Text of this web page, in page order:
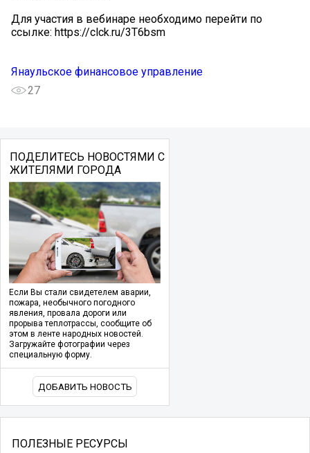
Для участия в вебинаре необходимо перейти по
ссылке: https://clck.ru/3T6bsm
Янаульское финансовое управление
27
ПОДЕЛИТЕСЬ НОВОСТЯМИ С
ЖИТЕЛЯМИ ГОРОДА
Если Вы стали свидетелем аварии,
пожара, необычного погодного
явления, провала дороги или
прорыва теплотрассы, сообщите об
этом в ленте народных новостей.
Загружайте фотографии через
специальную форму.
ДОБАВИТЬ НОВОСТЬ
ПОЛЕЗНЫЕ РЕСУРСЫ